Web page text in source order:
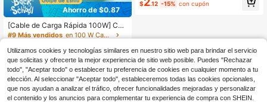
Ahorro de $0.87
[Cable de Carga Rápida 100W] Cab
le de Carga Rápida Tipo-C a Tipo-
con 15 Pro/Pro Max/Plus, Pro/Air5 y
Otros Modelos, Opciones de Longit
ud 3.3ft/6.6ft/10ft, Compatible con i
Phone 16/16 Pro Max, 15/15 Plus, 15
Pro, 15 Pro Max, Compatible con Re
dmi, Interfaz Tipo-C
#9 Más vendidos
en 100 W Cables
$2 .43 -26%
e 17/16/15/Pro/Pro Max/iPad y otros
utomóvil
$ .12 -15% con cupón
Utilizamos cookies y tecnologías similares en nuestro sitio web para brindar el servicio
que solicitas y ofrecerte la mejor experiencia de sitio web posible. Puedes "Rechazar
todo", "Aceptar todo" o establecer tu preferencia de cookies en cualquier momento a tu
elección. Al seleccionar "Aceptar todo", estableceremos todas las cookies opcionales,
que nos ayudan a analizar el tráfico, ofrecer funcionalidades mejoradas y personalizar
el contenido y los anuncios para complementar tu experiencia de compra con SHEIN.